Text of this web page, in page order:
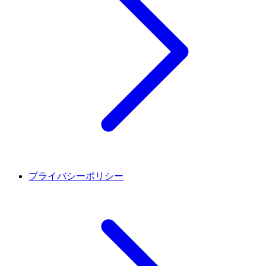
プライバシーポリシー